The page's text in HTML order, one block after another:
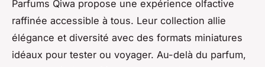
Parfums Qiwa propose une expérience olfactive
raffinée accessible à tous. Leur collection allie
élégance et diversité avec des formats miniatures
idéaux pour tester ou voyager. Au-delà du parfum,